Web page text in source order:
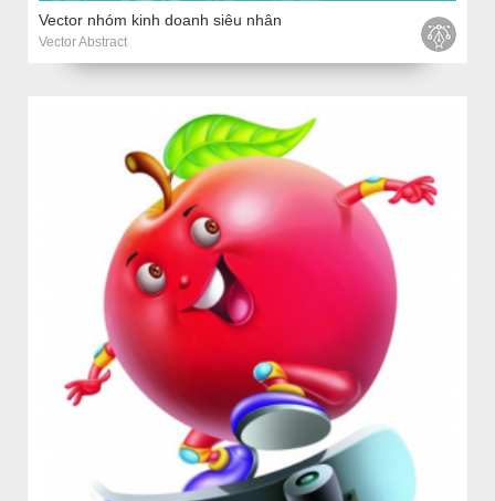
Vector nhóm kinh doanh siêu nhân
Vector Abstract